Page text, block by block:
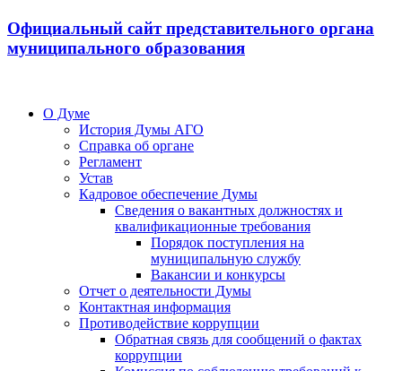
Официальный сайт представительного органа
муниципального образования
О Думе
История Думы АГО
Справка об органе
Регламент
Устав
Кадровое обеспечение Думы
Сведения о вакантных должностях и
квалификационные требования
Порядок поступления на
муниципальную службу
Вакансии и конкурсы
Отчет о деятельности Думы
Контактная информация
Противодействие коррупции
Обратная связь для сообщений о фактах
коррупции